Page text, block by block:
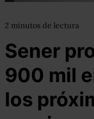
2 minutos de lectura
Sener
900 mil
los